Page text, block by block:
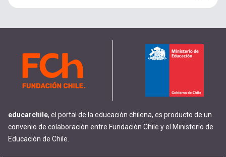
educarchile, el portal de la educación chilena, es producto de un
convenio de colaboración entre Fundación Chile y el Ministerio de
Educación de Chile.